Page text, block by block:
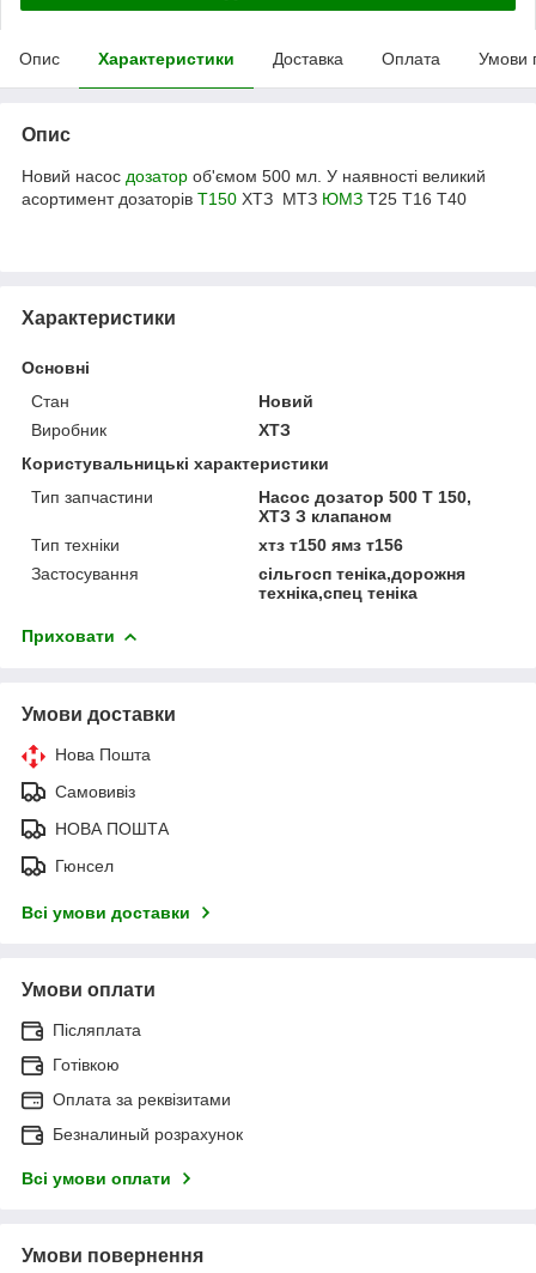
Опис Характеристики Доставка Оплата Умови
Опис
Новий насос дозатор об'ємом 500 мл. У наявності великий
асортимент дозаторів Т150 ХТЗ МТЗ ЮМЗ Т25 Т16 Т40
Характеристики
Основні
Стан
Новий
Виробник
ХТЗ
Користувальницькі характеристики
Тип запчастини
Насос дозатор 500 Т 150,
ХТЗ З клапаном
Тип техніки
хтз т150 ямз т156
Застосування
сільгосп теніка,дорожня
техніка,спец теніка
Приховати
Умови доставки
Нова Пошта
Самовивіз
НОВА ПОШТА
Гюнсел
Всі умови доставки
Умови оплати
Післяплата
Готівкою
Оплата за реквізитами
Безналиный розрахунок
Всі умови оплати
Умови повернення